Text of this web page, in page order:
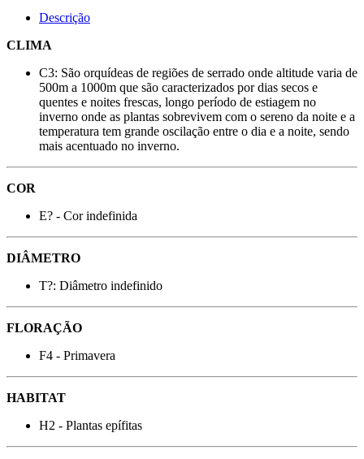
Descrição
CLIMA
C3: São orquídeas de regiões de serrado onde altitude varia de
500m a 1000m que são caracterizados por dias secos e
quentes e noites frescas, longo período de estiagem no
inverno onde as plantas sobrevivem com o sereno da noite e a
temperatura tem grande oscilação entre o dia e a noite, sendo
mais acentuado no inverno.
COR
E? - Cor indefinida
DIÂMETRO
T?: Diâmetro indefinido
FLORAÇÃO
F4 - Primavera
HABITAT
H2 - Plantas epífitas